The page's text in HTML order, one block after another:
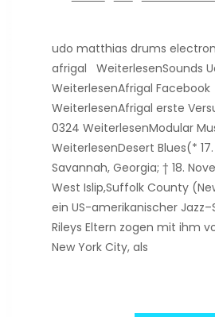
udo matthias drums
afrigal WeiterlesenSounds
WeiterlesenAfrigal Facebook
WeiterlesenAfrigal erste
0324 WeiterlesenModular
WeiterlesenDesert Blues(* 17.
Savannah, Georgia; † 18.
West Islip,Suffolk County
ein US-amerikanischer
Rileys Eltern zogen mit ihm
New York City, als